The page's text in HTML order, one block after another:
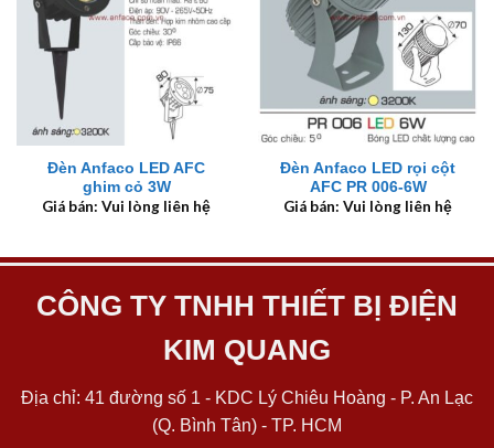
Đèn Anfaco LED AFC
ghim cỏ 3W
Giá bán: Vui lòng liên hệ
Đèn Anfaco LED rọi cột
AFC PR 006-6W
Giá bán: Vui lòng liên hệ
CÔNG TY TNHH THIẾT BỊ ĐIỆN
KIM QUANG
Địa chỉ: 41 đường số 1 - KDC Lý Chiêu Hoàng - P. An Lạc
(Q. Bình Tân) - TP. HCM